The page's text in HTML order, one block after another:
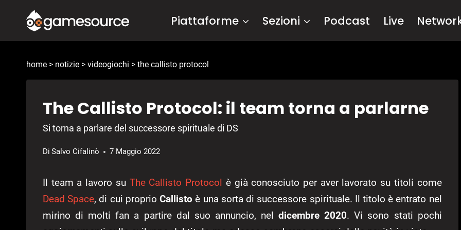
contenuto
Piattaforme Sezioni Podcast Live
home > notizie > videogiochi > the callisto protocol
The Callisto Protocol: il team torna a parlarne
Si torna a parlare del successore spirituale di DS
Di Salvo Cifalinò 7 Maggio 2022
Il team a lavoro su The Callisto Protocol è già conosciuto per aver lavorato su titoli come
Dead Space, di cui proprioCallisto è una sorta di successore spirituale. Il titolo è entrato nel
mirino di molti fan a partire dal suo annuncio, neldicembre 2020. Vi sono stati pochi